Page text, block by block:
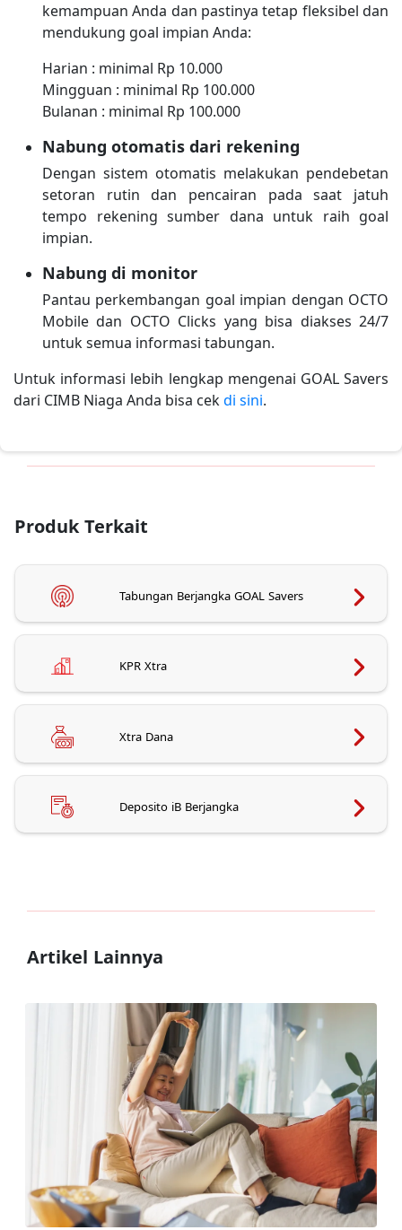
kemampuan Anda dan pastinya tetap fleksibel dan
mendukung goal impian Anda:
Harian : minimal Rp 10.000
Mingguan : minimal Rp 100.000
Bulanan : minimal Rp 100.000
Nabung otomatis dari rekening
Dengan sistem otomatis melakukan pendebetan
setoran rutin dan pencairan pada saat jatuh
tempo rekening sumber dana untuk raih goal
impian.
Nabung di monitor
Pantau perkembangan goal impian dengan OCTO
Mobile dan OCTO Clicks yang bisa diakses 24/7
untuk semua informasi tabungan.
Untuk informasi lebih lengkap mengenai GOAL Savers
dari CIMB Niaga Anda bisa cekdi sini.
Produk Terkait
Tabungan Berjangka GOAL Savers
KPR Xtra
Xtra Dana
Deposito iB Berjangka
Artikel Lainnya